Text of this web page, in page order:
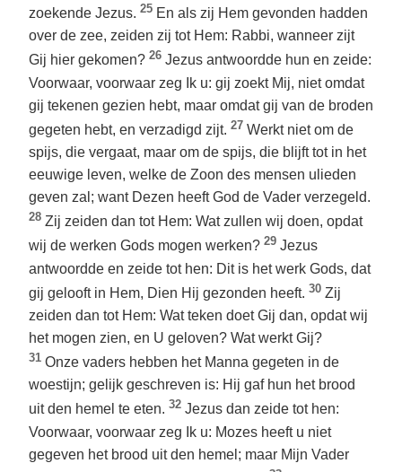
zoekende Jezus. 25 En als zij Hem gevonden hadden
over de zee, zeiden zij tot Hem: Rabbi, wanneer zijt
Gij hier gekomen? 26 Jezus antwoordde hun en zeide:
Voorwaar, voorwaar zeg Ik u: gij zoekt Mij, niet omdat
gij tekenen gezien hebt, maar omdat gij van de broden
gegeten hebt, en verzadigd zijt. 27 Werkt niet om de
spijs, die vergaat, maar om de spijs, die blijft tot in het
eeuwige leven, welke de Zoon des mensen ulieden
geven zal; want Dezen heeft God de Vader verzegeld.
28 Zij zeiden dan tot Hem: Wat zullen wij doen, opdat
wij de werken Gods mogen werken? 29 Jezus
antwoordde en zeide tot hen: Dit is het werk Gods, dat
gij gelooft in Hem, Dien Hij gezonden heeft. 30 Zij
zeiden dan tot Hem: Wat teken doet Gij dan, opdat wij
het mogen zien, en U geloven? Wat werkt Gij?
31 Onze vaders hebben het Manna gegeten in de
woestijn; gelijk geschreven is: Hij gaf hun het brood
uit den hemel te eten. 32 Jezus dan zeide tot hen:
Voorwaar, voorwaar zeg Ik u: Mozes heeft u niet
gegeven het brood uit den hemel; maar Mijn Vader